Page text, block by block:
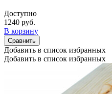
Доступно
1240 руб.
В корзину
Сравнить
Добавить в список избранных
Добавить в список избранных